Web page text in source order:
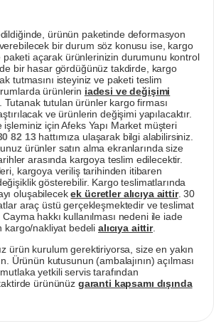
ürünün paketinde deformasyon
bir durum söz konusu ise, kargo
paketi açarak ürünlerinizin durumunu kontrol
bir hasar gördüğünüz takdirde, kargo
tutmasını isteyiniz ve paketi teslim
ürünlerin iadesi ve değişimi
Tutanak tutulan ürünler kargo firması
ve ürünlerin değişimi yapılacaktır.
işleminiz için Afeks Yapı Market müşteri
82 13hattımıza ulaşarak bilgi alabilirsiniz.
ürünler satın alma ekranlarında size
arasında kargoya teslim edilecektir.
kargoya veriliş tarihinden itibaren
gösterebilir. Kargo teslimatlarında
oluşabilecekek ücretler alıcıya aittir. 30
araç üstü gerçekleşmektedir ve teslimat
hakkı kullanılması nedeni ile iade
kargo/nakliyat bedeli alıcıya aittir.
ürün kurulum gerektiriyorsa, size en yakın
Ürünün kutusunun (ambalajının) açılması
yetkili servis tarafından
ürününüz garanti kapsamı dışında